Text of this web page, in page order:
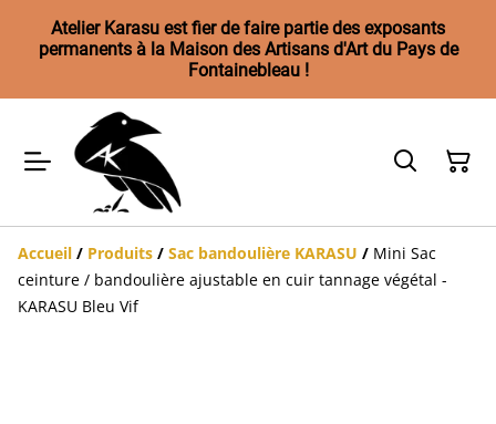
Atelier Karasu est fier de faire partie des exposants
permanents à la Maison des Artisans d'Art du Pays de
Fontainebleau !
Accueil / Produits / Sac bandoulière KARASU / Mini Sac
ceinture / bandoulière ajustable en cuir tannage végétal -
KARASU Bleu Vif